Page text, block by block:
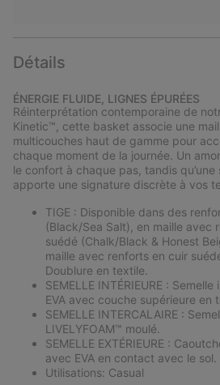
Détails
ÉNERGIE FLUIDE, LIGNES ÉPURÉES
Réinterprétation contemporaine de
Kinetic™, cette basket associe une
multicouches haut de gamme pour
chaque moment de la journée. Un
le confort à chaque pas, tandis
apporte une signature discrète à vos
TIGE : Disponible dans des
(Black/Sea Salt), en maille avec
suédé (Chalk/Black & Honest
maille avec renforts en cuir
Doublure en textile.
SEMELLE INTÉRIEURE :
EVA avec couche supérieure en
SEMELLE INTERCALAIRE :
LIVELYFOAM™ moulé.
SEMELLE EXTÉRIEURE :
avec EVA en contact avec le sol.
Utilisations: Casual